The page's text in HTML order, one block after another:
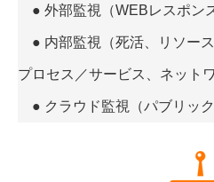
● 外部監視（WEBレスポン
● 内部監視（死活、リソース
プロセス／サービス、ネットワ
● クラウド監視（パブリック